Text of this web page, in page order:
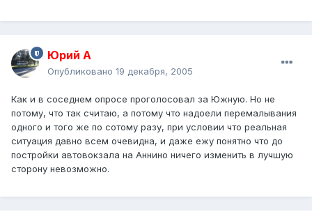
Юрий А
Опубликовано 19 декабря, 2005
Как и в соседнем опросе проголосовал за Южную. Но не
потому, что так считаю, а потому что надоели перемалывания
одного и того же по сотому разу, при условии что реальная
ситуация давно всем очевидна, и даже ежу понятно что до
постройки автовокзала на Аннино ничего изменить в лучшую
сторону невозможно.